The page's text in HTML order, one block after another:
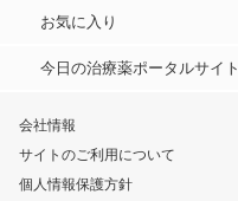
お気に入り
今日の治療薬ポータルサイト
会社情報
サイトのご利用について
個人情報保護方針